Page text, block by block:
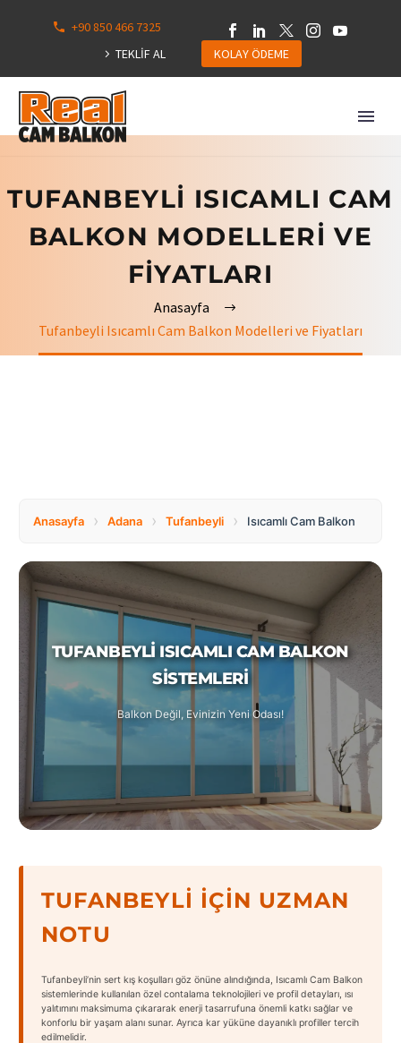
+90 850 466 7325
TEKLİF AL
KOLAY ÖDEME
TUFANBEYLI ISICAMLI CAM
BALKON MODELLERI VE
FIYATLARI
Anasayfa
Tufanbeyli Isıcamlı Cam Balkon Modelleri ve Fiyatları
Anasayfa › Adana › Tufanbeyli › Isıcamlı Cam Balkon
TUFANBEYLI ISICAMLI CAM BALKON
SISTEMLERI
Balkon Değil, Evinizin Yeni Odası!
TUFANBEYLI İÇIN UZMAN
NOTU
Tufanbeyli’nin sert kış koşulları göz önüne alındığında, Isıcamlı Cam Balkon
sistemlerinde kullanılan özel contalama teknolojileri ve profil detayları, ısı
yalıtımını maksimuma çıkararak enerji tasarrufuna önemli katkı sağlar ve
konforlu bir yaşam alanı sunar. Ayrıca kar yüküne dayanıklı profiller tercih
edilmelidir.
113
Hepsini
Göster
Bulgaria
Canada
Czech
Republic
Netherlands
Poland
Romania
Switzerland
United
States
Tüm
Adana
Adıyaman